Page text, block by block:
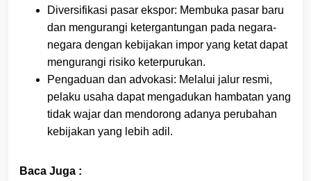
Diversifikasi pasar ekspor: Membuka pasar baru
dan mengurangi ketergantungan pada negara-
negara dengan kebijakan impor yang ketat dapat
mengurangi risiko keterpurukan.
Pengaduan dan advokasi: Melalui jalur resmi,
pelaku usaha dapat mengadukan hambatan yang
tidak wajar dan mendorong adanya perubahan
kebijakan yang lebih adil.
Baca Juga :